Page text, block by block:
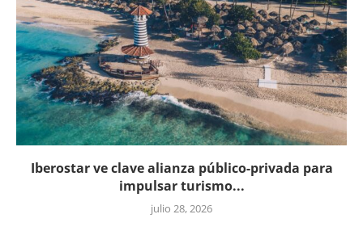
Iberostar ve clave alianza público-privada para
impulsar turismo...
julio 28, 2026